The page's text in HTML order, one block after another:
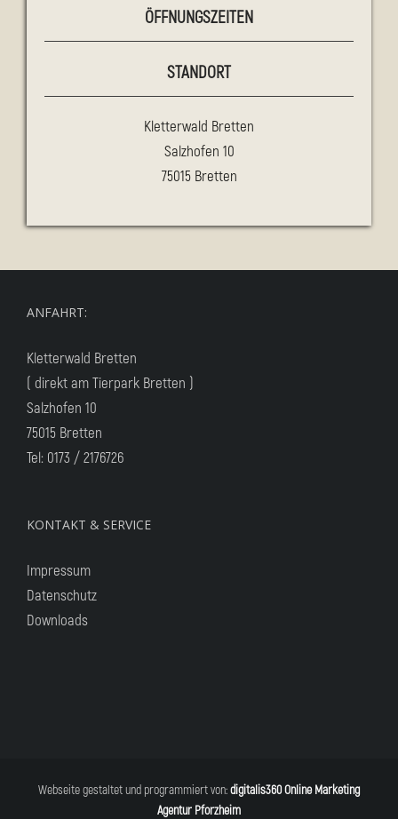
ÖFFNUNGSZEITEN
STANDORT
Kletterwald Bretten
Salzhofen 10
75015 Bretten
ANFAHRT:
Kletterwald Bretten
( direkt am Tierpark Bretten )
Salzhofen 10
75015 Bretten
Tel: 0173 / 2176726
KONTAKT & SERVICE
Impressum
Datenschutz
Downloads
Webseite gestaltet und programmiert von:digitalis360 Online Marketing
Agentur Pforzheim